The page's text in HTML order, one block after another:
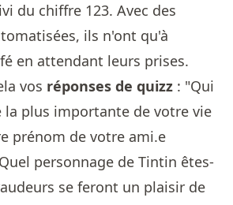
du chiffre 123. Avec des
ils n'ont qu'à
en attendant leurs prises.
vos réponses de quizz : "Qui
la plus importante de votre vie
prénom de votre ami.e
personnage de Tintin êtes-
se feront un plaisir de